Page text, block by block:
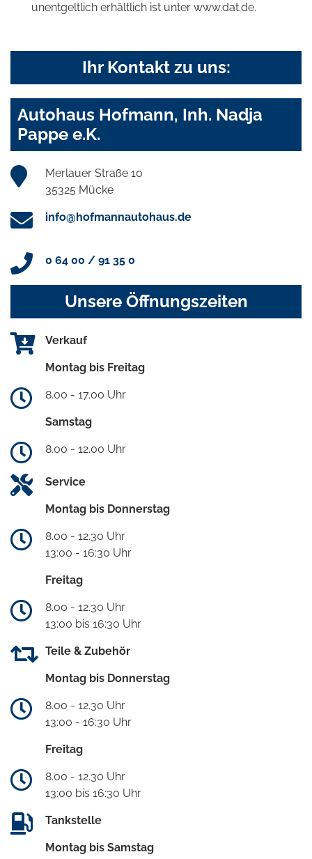
unentgeltlich erhältlich ist unter www.dat.de.
Ihr Kontakt zu uns:
Autohaus Hofmann, Inh. Nadja
Pappe e.K.
Merlauer Straße 10
35325 Mücke
info@hofmannautohaus.de
0 64 00 / 91 35 0
Unsere Öffnungszeiten
Verkauf
Montag bis Freitag
8.00 - 17.00 Uhr
Samstag
8.00 - 12.00 Uhr
Service
Montag bis Donnerstag
8.00 - 12.30 Uhr
13:00 - 16:30 Uhr
Freitag
8.00 - 12.30 Uhr
13:00 bis 16:30 Uhr
Teile & Zubehör
Montag bis Donnerstag
8.00 - 12.30 Uhr
13:00 - 16:30 Uhr
Freitag
8.00 - 12.30 Uhr
13:00 bis 16:30 Uhr
Tankstelle
Montag bis Samstag